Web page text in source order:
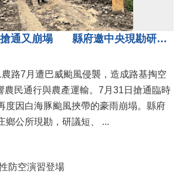
南庄301農路剛搶通又崩塌 縣府邀中央現勘研議短中長期治理方案
路7月遭巴威颱風侵襲，造成路基掏空
農民通行與農產運輸。7月31日搶通臨時
度因白海豚颱風挾帶的豪雨崩塌。縣府
10日邀中央及南庄鄉公所現勘，研議短、 ...
防空演習登場